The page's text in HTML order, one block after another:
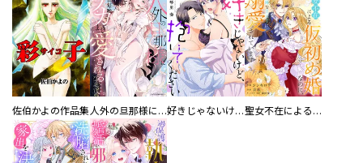
佐伯かよの作品集 人外の旦那様に娶られ毎晩ナカまで愛される…。アンソロジー 好きじゃないけど、抱いてください【電子単行本版／特典おまけ付き】 聖女不在による仮初め婚なのに、不器用な王太子に溺愛されています【電子単行本版／特典おまけ付き】